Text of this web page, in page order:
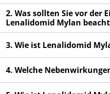
Wenn Sie weitere
an Ihren Arzt,
Fachpersonal.
Dieses Arzneimittel
verschrieben. Geben
Es kann anderen
diese die gleichen
2. Was sollten Sie vor der
Lenalidomid Mylan
3. Wie ist Lenalidomid
4. Welche